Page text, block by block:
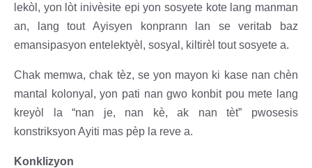
lekòl, yon lòt inivèsite epi yon sosyete kote lang manman
an, lang tout Ayisyen konprann lan se veritab baz
emansipasyon entelektyèl, sosyal, kiltirèl tout sosyete a.
Chak memwa, chak tèz, se yon mayon ki kase nan chèn
mantal kolonyal, yon pati nan gwo konbit pou mete lang
kreyòl la “nan je, nan kè, ak nan tèt” pwosesis
konstriksyon Ayiti mas pèp la reve a.
Konklizyon